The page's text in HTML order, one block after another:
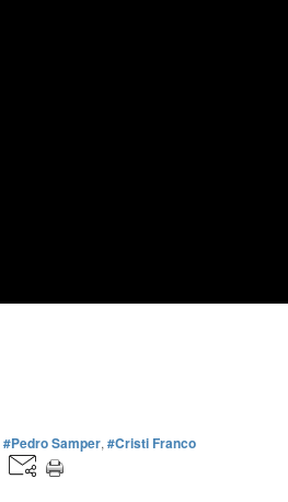
#Pedro Samper, #Cristi Franco